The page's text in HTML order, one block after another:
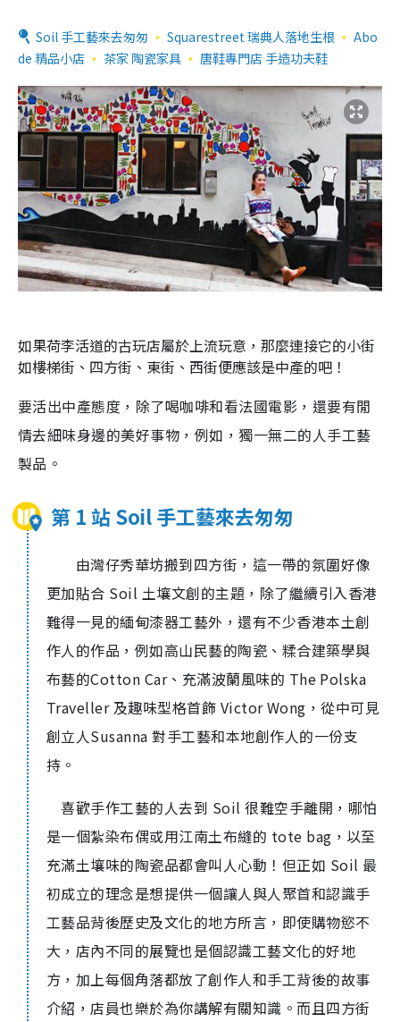
Soil 手工藝來去匆匆 Squarestreet 瑞典人落地生根
Abo
de 精品小店
茶家 陶瓷家具 唐鞋專門店 手造功夫鞋
如果荷李活道的古玩店屬於上流玩意，那麼連接它的小街
如樓梯街、四方街、東街、西街便應該是中產的吧！
要活出中產態度，除了喝咖啡和看法國電影，還要有閒
情去細味身邊的美好事物，例如，獨一無二的人手工藝
製品。
第 1 站 Soil 手工藝來去匆匆
由灣仔秀華坊搬到四方街，這一帶的氛圍好像
更加貼合 Soil 土壤文創的主題，除了繼續引入香港
難得一見的緬甸漆器工藝外，還有不少香港本土創
作人的作品，例如高山民藝的陶瓷、糅合建築學與
布藝的Cotton Car、充滿波蘭風味的 The Polska
Traveller 及趣味型格首飾 Victor Wong，從中可見
創立人Susanna 對手工藝和本地創作人的一份支
持。
喜歡手作工藝的人去到 Soil 很難空手離開，哪怕
是一個紮染布偶或用江南土布縫的 tote bag，以至
充滿土壤味的陶瓷品都會叫人心動！但正如 Soil 最
初成立的理念是想提供一個讓人與人聚首和認識手
工藝品背後歷史及文化的地方所言，即使購物慾不
大，店內不同的展覽也是個認識工藝文化的好地
方，加上每個角落都放了創作人和手工背後的故事
介紹，店員也樂於為你講解有關知識。而且四方街